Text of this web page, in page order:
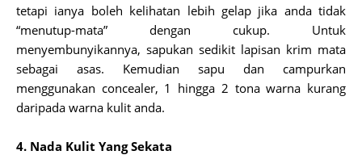
tetapi ianya boleh kelihatan lebih gelap jika anda tidak
“menutup-mata” dengan cukup. Untuk
menyembunyikannya, sapukan sedikit lapisan krim mata
sebagai asas. Kemudian sapu dan campurkan
menggunakan concealer, 1 hingga 2 tona warna kurang
daripada warna kulit anda.
4. Nada Kulit Yang Sekata